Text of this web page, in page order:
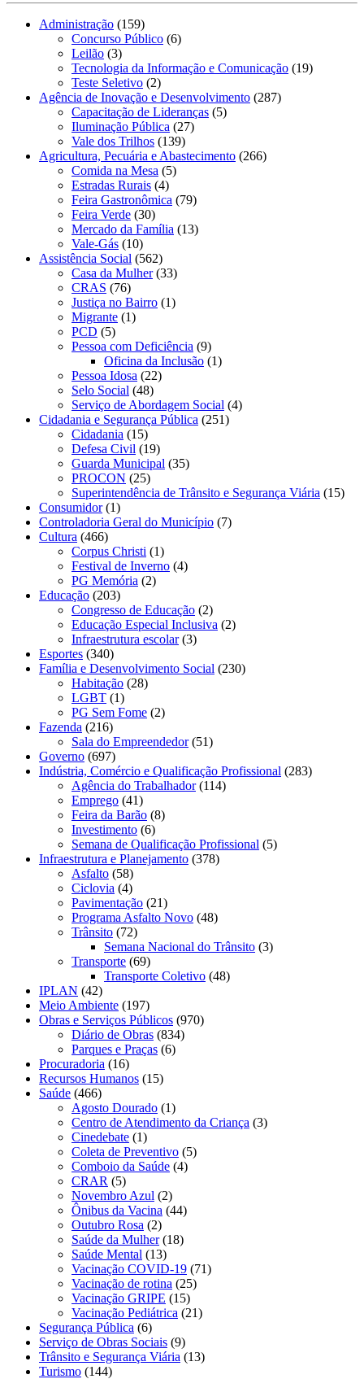
Administração (159)
Concurso Público (6)
Leilão (3)
Tecnologia da Informação e Comunicação (19)
Teste Seletivo (2)
Agência de Inovação e Desenvolvimento (287)
Capacitação de Lideranças (5)
Iluminação Pública (27)
Vale dos Trilhos (139)
Agricultura, Pecuária e Abastecimento (266)
Comida na Mesa (5)
Estradas Rurais (4)
Feira Gastronômica (79)
Feira Verde (30)
Mercado da Família (13)
Vale-Gás (10)
Assistência Social (562)
Casa da Mulher(33)
CRAS (76)
Justiça no Bairro (1)
Migrante (1)
PCD (5)
Pessoa com Deficiência (9)
Oficina da Inclusão (1)
Pessoa Idosa (22)
Selo Social (48)
Serviço de Abordagem Social (4)
Cidadania e Segurança Pública (251)
Cidadania (15)
Defesa Civil (19)
Guarda Municipal (35)
PROCON (25)
Superintendência de Trânsito e Segurança Viária (15)
Consumidor(1)
Controladoria Geral do Município (7)
Cultura (466)
Corpus Christi (1)
Festival de Inverno (4)
PG Memória (2)
Educação (203)
Congresso de Educação (2)
Educação Especial Inclusiva (2)
Infraestrutura escolar(3)
Esportes (340)
Família e Desenvolvimento Social (230)
Habitação (28)
LGBT (1)
PG Sem Fome (2)
Fazenda (216)
Sala do Empreendedor(51)
Governo (697)
Indústria, Comércio e Qualificação Profissional (283)
Agência do Trabalhador(114)
Emprego (41)
Feira da Barão (8)
Investimento (6)
Semana de Qualificação Profissional (5)
Infraestrutura e Planejamento (378)
Asfalto (58)
Ciclovia (4)
Pavimentação (21)
Programa Asfalto Novo (48)
Trânsito (72)
Semana Nacional do Trânsito (3)
Transporte (69)
Transporte Coletivo (48)
IPLAN (42)
Meio Ambiente (197)
Obras e Serviços Públicos (970)
Diário de Obras (834)
Parques e Praças (6)
Procuradoria (16)
Recursos Humanos (15)
Saúde (466)
Agosto Dourado (1)
Centro de Atendimento da Criança (3)
Cinedebate (1)
Coleta de Preventivo (5)
Comboio da Saúde (4)
CRAR (5)
Novembro Azul (2)
Ônibus da Vacina (44)
Outubro Rosa (2)
Saúde da Mulher(18)
Saúde Mental (13)
Vacinação COVID-19 (71)
Vacinação de rotina (25)
Vacinação GRIPE (15)
Vacinação Pediátrica (21)
Segurança Pública (6)
Serviço de Obras Sociais (9)
Trânsito e Segurança Viária (13)
Turismo (144)